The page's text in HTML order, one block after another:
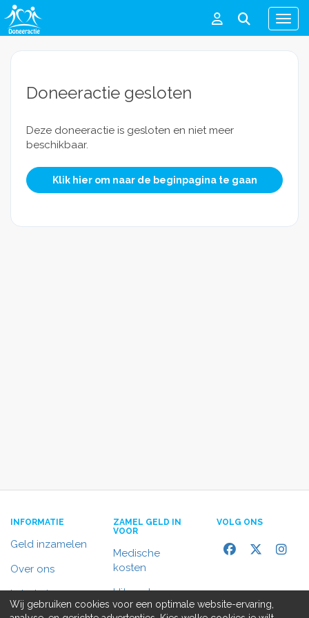
Menu
Doneeractie gesloten
Deze doneeractie is gesloten en niet meer
beschikbaar.
Klik hier om naar de beginpagina te gaan
INFORMATIE
Geld inzamelen
Over ons
In het nieuws
ZAMEL GELD IN
VOOR
Medische
kosten
Uitvaart
VOLG ONS
Wij gebruiken cookies voor een optimale website-ervaring,